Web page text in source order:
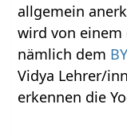
allgemein
wird von einem
nämlich dem
Vidya Lehrer/
erkennen die